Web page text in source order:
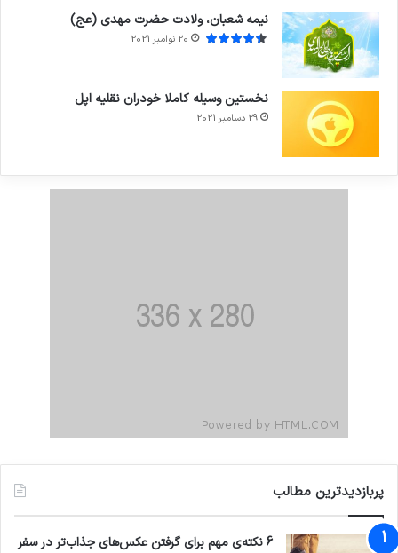
نیمه شعبان، ولادت حضرت مهدی (عج)
20 نوامبر 2021
نخستین وسیله کاملا خودران نقلیه اپل
29 دسامبر 2021
پربازدیدترین مطالب
6 نکته‌ی مهم برای گرفتن عکس‌های جذاب‌تر در سفر